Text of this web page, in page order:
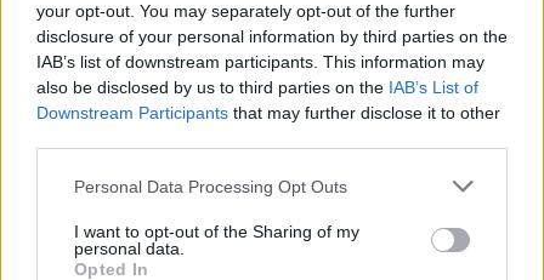
your opt-out. You may separately opt-out of the further
disclosure of your personal information by third parties on the
IAB’s list of downstream participants. This information may
also be disclosed by us to third parties on the IAB’s List of
Downstream Participants that may further disclose it to other
Personal Data Processing Opt Outs
I want to opt-out of the Sharing of my
personal data.
Opted In
Ευρωπαϊκό Παίδων: Λύγισε στην παράταση η Ελλάδα, 96-86 από την
Ισπανία (pics)
συμβόλαιο
πώληση συμμετοχής στο Sofia
εκατ. ευρώ